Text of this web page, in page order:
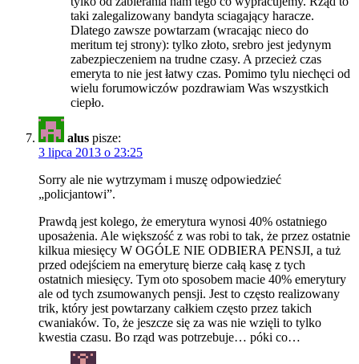
taki zalegalizowany bandyta sciagający haracze.
Dlatego zawsze powtarzam (wracając nieco do
meritum tej strony): tylko złoto, srebro jest jedynym
zabezpieczeniem na trudne czasy. A przecież czas
emeryta to nie jest łatwy czas. Pomimo tylu niechęci od
wielu forumowiczów pozdrawiam Was wszystkich
ciepło.
alus pisze:
3 lipca 2013 o 23:25
Sorry ale nie wytrzymam i muszę odpowiedzieć
„policjantowi”.
Prawdą jest kolego, że emerytura wynosi 40% ostatniego
uposażenia. Ale większość z was robi to tak, że przez ostatnie
kilkua miesięcy W OGÓLE NIE ODBIERA PENSJI, a tuż
przed odejściem na emeryturę bierze całą kasę z tych
ostatnich miesięcy. Tym oto sposobem macie 40% emerytury
ale od tych zsumowanych pensji. Jest to często realizowany
trik, który jest powtarzany całkiem często przez takich
cwaniaków. To, że jeszcze się za was nie wzięli to tylko
kwestia czasu. Bo rząd was potrzebuje… póki co…